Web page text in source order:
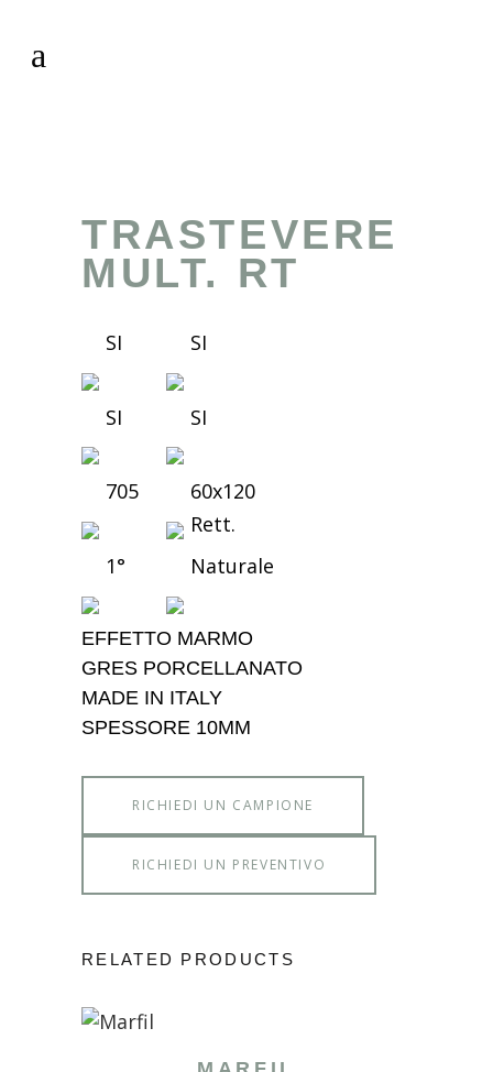
TRASTEVERE
MULT. RT
SI SI
SI SI
705
60x120
Rett.
1°
Naturale
EFFETTO MARMO
GRES PORCELLANATO
MADE IN ITALY
SPESSORE 10MM
RICHIEDI UN CAMPIONE
RICHIEDI UN PREVENTIVO
RELATED PRODUCTS